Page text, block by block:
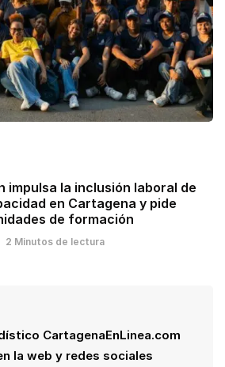
impulsa la inclusión laboral de
en Cartagena y pide
de formación
2 Minutos de lectura
CartagenaEnLinea.com
la web y redes sociales